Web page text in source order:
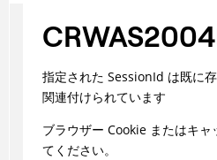
指定された SessionId は既に
関連付けられています
ブラウザー Cookie またはキ
てください。